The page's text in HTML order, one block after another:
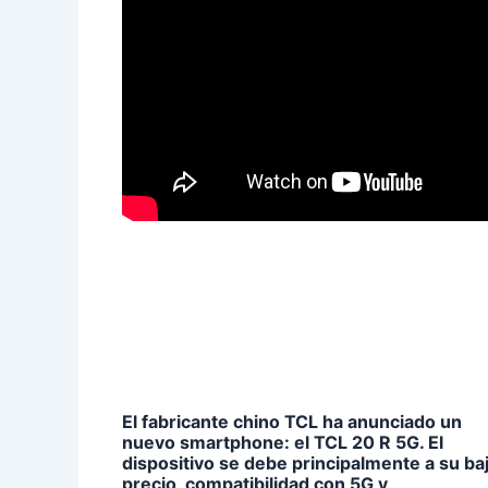
El fabricante chino TCL ha anunciado un
nuevo smartphone: el TCL 20 R 5G. El
dispositivo se debe principalmente a su
precio, compatibilidad con 5G y